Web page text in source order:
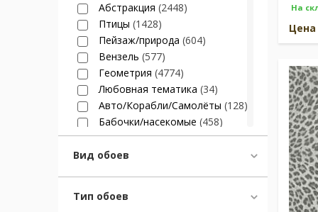
Абстракция (2448)
Птицы (1428)
Пейзаж/природа (604)
Вензель (577)
Геометрия (4774)
Любовная тематика (34)
Авто/Корабли/Самолёты (128)
Бабочки/насекомые (458)
Клетка(1068)
Книги/журналы/газеты
Музыка/ноты
Вид обоев
Тип обоев
На
Цена